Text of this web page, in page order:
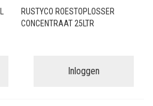
RUSTYCO ROESTOPLOSSER
CONCENTRAAT 25LTR
Inloggen